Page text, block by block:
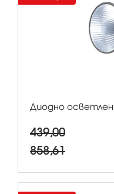
Диодно
439,00
858,61